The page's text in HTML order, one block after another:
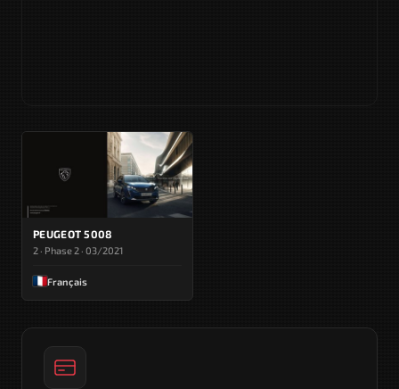
PEUGEOT 5008
2 · Phase 2 · 03/2021
Français